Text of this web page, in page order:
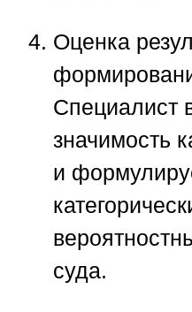
Оценка
Специалист
значимость
и
суда.